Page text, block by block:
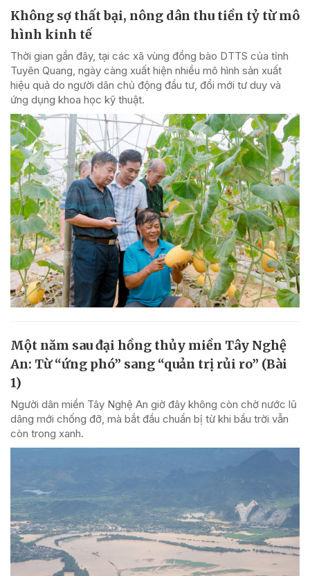
Không sợ thất bại, nông dân thu tiền tỷ từ mô
hình kinh tế
Thời gian gần đây, tại các xã vùng đồng bào DTTS của tỉnh
Tuyên Quang, ngày càng xuất hiện nhiều mô hình sản xuất
hiệu quả do người dân chủ động đầu tư, đổi mới tư duy và
ứng dụng khoa học kỹ thuật.
Một năm sau đại hồng thủy miền Tây Nghệ
An: Từ “ứng phó” sang “quản trị rủi ro” (Bài
1)
Người dân miền Tây Nghệ An giờ đây không còn chờ nước lũ
dâng mới chống đỡ, mà bắt đầu chuẩn bị từ khi bầu trời vẫn
còn trong xanh.